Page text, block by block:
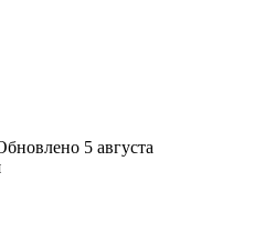
5 августа